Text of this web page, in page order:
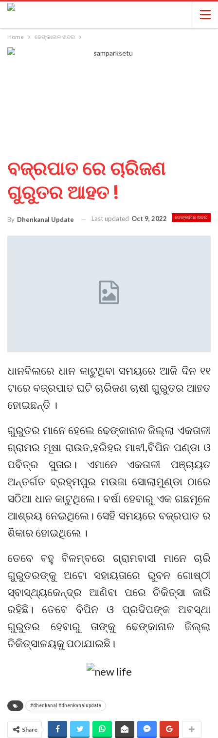
Home ଢେଙ୍କାନାଳ ଖବର
ବଜ୍ରପାତ ରେ ଚାରିଜଣ
ଗୁରୁତର ଆହତ !
ଢେଙ୍କାନାଳ ଖବର
By Dhenkanal Update Last updated Oct 9, 2022
ଧାନବିଲରେ ଧାନ କାଟୁଥିବା ସମୟରେ ଆଜି ଦିନ ୧୧
ଟାରେ ବଜ୍ରପାତ ଘଟି ଚାରିଜଣ ଚାଷୀ ଗୁରୁତର ଆହତ
ହୋଇଛନ୍ତି ।
ଗୁରୁତର ମାନେ ହେଲେ ଢେଙ୍କାନାଳ ଜିଲ୍ଲା ଏକତାଳୀ
ଗ୍ରାମର ମୂଷା ରାଉତ,ହରିହର ମାଝୀ,ବିପିନ ପଣ୍ଡା ଓ
ପବିତ୍ର ସୁତାର। ଏମାନେ ଏକତାଳୀ ପଞ୍ଚାୟତ
ଅନ୍ତର୍ଗତ ବ୍ରହ୍ମପୁର ମଉଜା ସୋଲାମୁଣ୍ଡା ଠାରେ
ସଠିଆ ଧାନ କାଟୁଥିଲେ। ବର୍ଷା ହେବାରୁ ଏକ ଗଛମୂଳେ
ଆଶ୍ରୟ ନେଇଥିଲେ। ସେହି ସମୟରେ ବଜ୍ରପାତ ର
ଶିକାର ହୋଇଥିଲେ ।
ତେବେ ବହୁ ବିଳମ୍ବରେ ଗ୍ରାମବାସୀ ମାନେ ଚାରି
ଗୁରୁତରଙ୍କୁ ଅଟୋ ସହାୟତାରେ ଭୁବନ ଗୋଷ୍ଠୀ
ସ୍ବାସ୍ଥ୍ୟକେନ୍ଦ୍ର ଆଣିବା ପରେ ଚିକିତ୍ସା ଜାରି
ରହିଛି। ତେବେ ବିପିନ ଓ ପ୍ରଦିପଙ୍କ ଅବସ୍ଥା
ଗୁରୁତର ହେବାରୁ ତାଙ୍କୁ ଢେଙ୍କାନାଳ ଜିଲ୍ଲା
ଚିକିତ୍ସାଳୟକୁ ପଠାଯାଇଛି।
#dhenkanal #dhenkanalupdate
Share